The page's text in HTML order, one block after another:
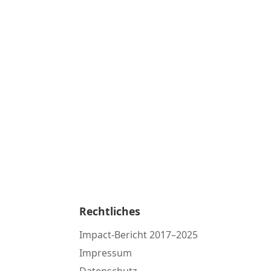
Rechtliches
Impact-Bericht 2017–2025
Impressum